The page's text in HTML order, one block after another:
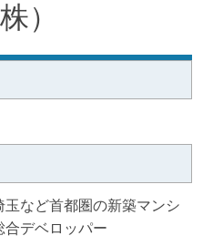
）
など首都圏の新築マンシ
合デベロッパー